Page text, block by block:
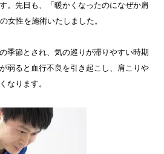
。先日も、「暖かくなったのになぜか肩
女性を施術いたしました。
季節とされ、気の巡りが滞りやすい時期
弱ると血行不良を引き起こし、肩こりや
なります。